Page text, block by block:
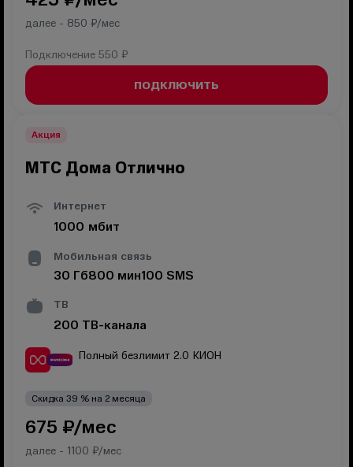
далее - 850 ₽/мес
Подключение 550 ₽
ПОДКЛЮЧИТЬ
Акция
МТС Дома Отлично
Интернет
1000 мбит
Мобильная связь
30 Гб800 мин100 SMS
ТВ
200 ТВ-канала
Полный безлимит 2.0 КИОН
Скидка 39 % на 2 месяца
675 ₽/мес
далее - 1100 ₽/мес